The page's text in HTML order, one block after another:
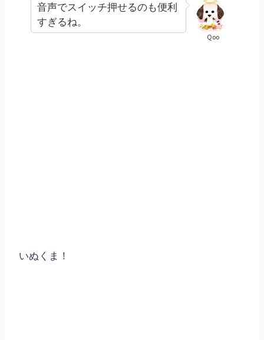
Qoo
音声でスイッチ押せるのも便利
すぎるね。
いぬくま！